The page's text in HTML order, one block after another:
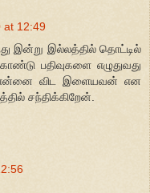
at 12:49
இன்று இல்லத்தில் தொட்டில்
பதிவுகளை எழுதுவது
என்னை விட இளையவன் என
சந்திக்கிறேன்.